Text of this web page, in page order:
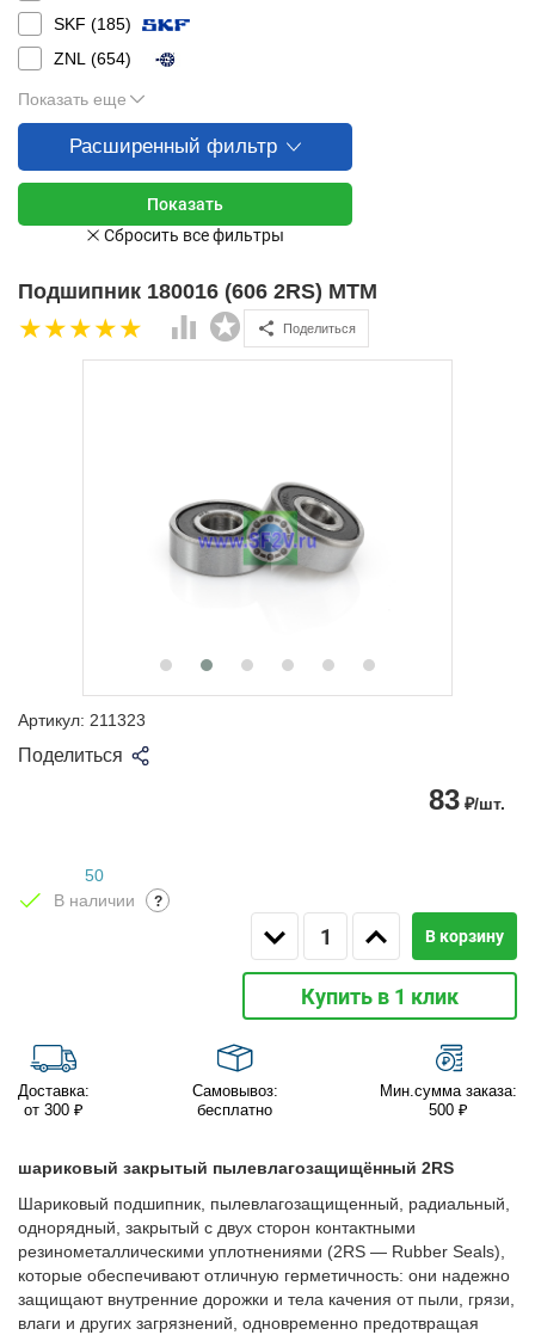
SKF (185)
ZNL (654)
Показать еще
Расширенный фильтр
Подшипник 180016 (606 2RS) MTM
Поделиться
Артикул: 211323
Поделиться
83 ₽/шт.
50
В наличии
?
В корзину
Купить в 1 клик
Доставка:
от 300 ₽
Самовывоз:
бесплатно
Мин.сумма заказа:
500 ₽
шариковый закрытый пылевлагозащищённый 2RS
Шариковый подшипник, пылевлагозащищенный, радиальный,
однорядный, закрытый с двух сторон контактными
резинометаллическими уплотнениями (2RS — Rubber Seals),
которые обеспечивают отличную герметичность: они надежно
защищают внутренние дорожки и тела качения от пыли, грязи,
влаги и других загрязнений, одновременно предотвращая